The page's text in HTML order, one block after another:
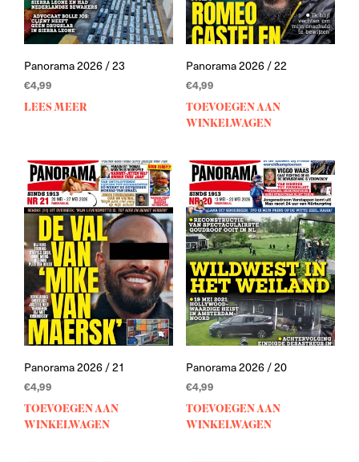
Panorama 2026 / 23
€4,99
LEES MEER
Panorama 2026 / 22
€4,99
TOEVOEGEN AAN
WINKELWAGEN
Panorama 2026 / 21
€4,99
TOEVOEGEN AAN
WINKELWAGEN
Panorama 2026 / 20
€4,99
TOEVOEGEN AAN
WINKELWAGEN